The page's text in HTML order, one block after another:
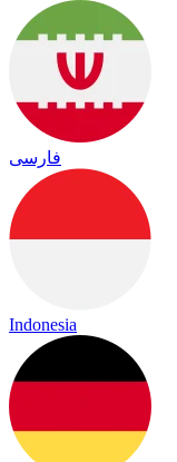
فارسی
Indonesia